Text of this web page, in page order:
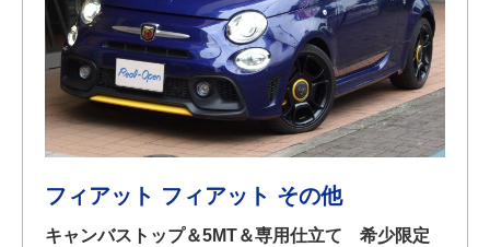
フィアット フィアット その他
キャンバストップ＆5MT＆専用仕立て 希少限定